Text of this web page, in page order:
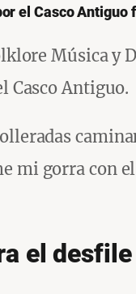
el Casco
Música y
Casco Antiguo.
mi gorra con
el desfile